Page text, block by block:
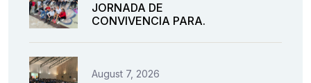
JORNADA DE
CONVIVENCIA PARA.
August 7, 2026